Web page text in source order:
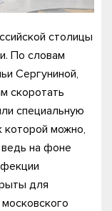
столицы
По словам
Сергуниной,
скоротать
специальную
которой можно,
на фоне
для